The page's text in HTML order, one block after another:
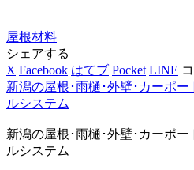
屋根材料
シェアする
X Facebook はてブ Pocket LINE
新潟の屋根･雨樋･外壁･カーポ
ルシステム
新潟の屋根･雨樋･外壁･カーポ
ルシステム